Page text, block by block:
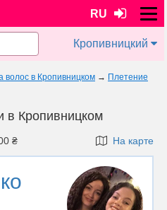
RU
Кропивницкий
волос в Кропивницком → Плетение
в Кропивницком
₴ На карте